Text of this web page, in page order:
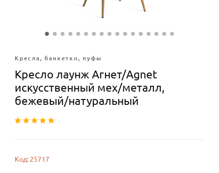
Кресла, банкетки, пуфы
Кресло лаунж Агнет/Agnet
искусственный мех/металл,
бежевый/натуральный
Код: 25717